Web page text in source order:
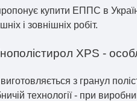
купити ЕППС в
і зовнішніх робіт.
XPS -
з гранул
технології - при